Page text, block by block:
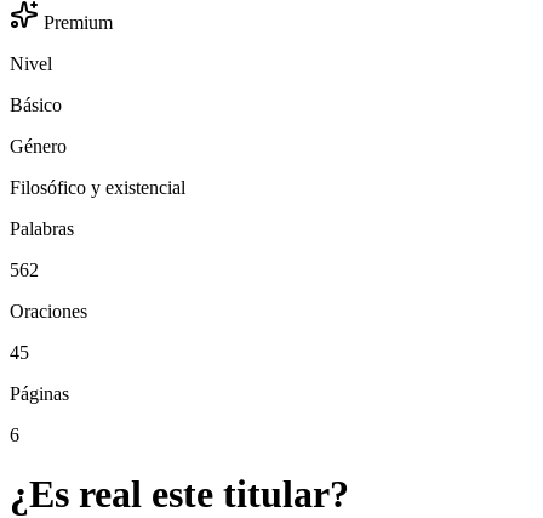
Premium
Nivel
Básico
Género
Filosófico y existencial
Palabras
562
Oraciones
45
Páginas
6
¿Es real este titular?